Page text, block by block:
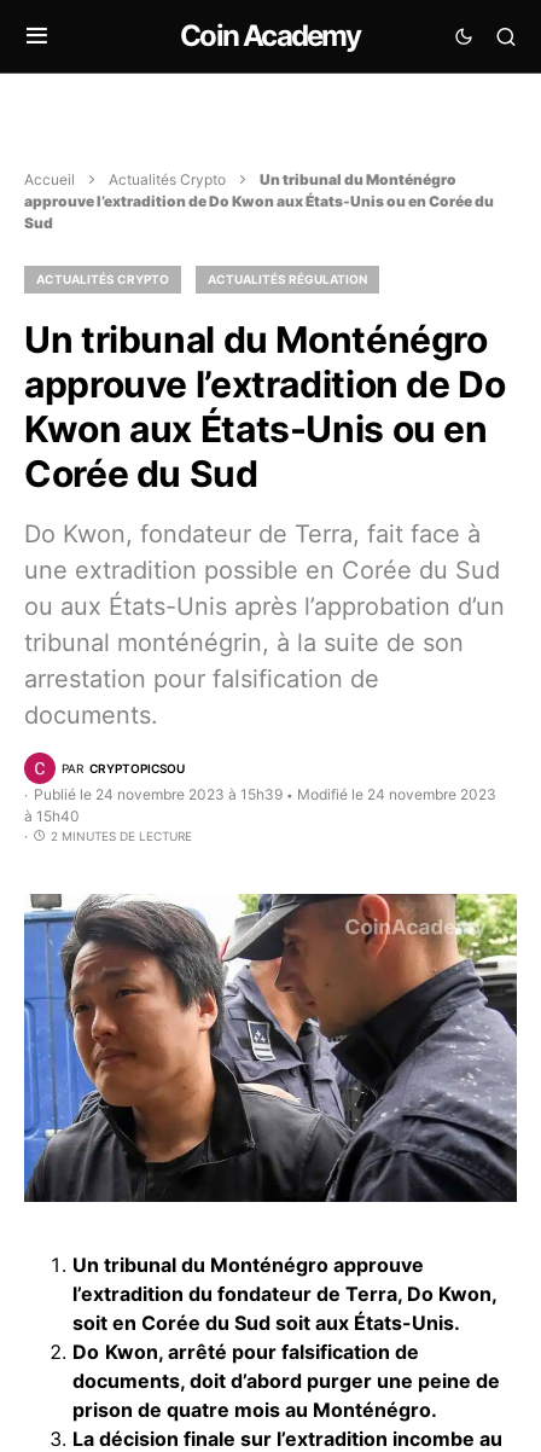
Coin Academy
Accueil Actualités Crypto
Un tribunal du Monténégro
approuve l’extradition de Do Kwon aux États-Unis ou en Corée du
Sud
ACTUALITÉS CRYPTO ACTUALITÉS RÉGULATION
Un tribunal du Monténégro
approuve l’extradition de Do
Kwon aux États-Unis ou en
Corée du Sud
Do Kwon, fondateur de Terra, fait face à
une extradition possible en Corée du Sud
ou aux États-Unis après l’approbation d’un
tribunal monténégrin, à la suite de son
arrestation pour falsification de
documents.
PAR CRYPTOPICSOU
Publié le 24 novembre 2023 à 15h39 • Modifié le 24 novembre 2023
à 15h40
2 MINUTES DE LECTURE
Un tribunal du Monténégro approuve
l’extradition du fondateur de Terra, Do Kwon,
soit en Corée du Sud soit aux États-Unis.
Do Kwon, arrêté pour falsification de
documents, doit d’abord purger une peine de
prison de quatre mois au Monténégro.
La décision finale sur l’extradition incombe au